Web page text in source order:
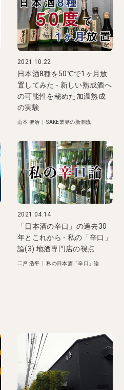
2021.10.22
日本酒8種を50℃で1ヶ月放
置してみた - 新しい熟成酒へ
の可能性を秘めた加温熟成
の実験
山本 聖治 |SAKE業界の新潮流
2021.04.14
「日本酒の辛口」の過去30
年とこれから - 私の「辛口」
論(3) 地酒専門店の視点
二戸 浩平 |私の日本酒「辛口」論